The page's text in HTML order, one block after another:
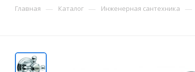
Главная — Каталог — Инженерная сантехника —